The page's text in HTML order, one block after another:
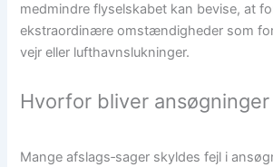
medmindre flyselskabet kan bevise, at
ekstraordinære omstændigheder som
vejr eller lufthavnslukninger.
Hvorfor bliver
Mange afslags‑sager skyldes fejl i